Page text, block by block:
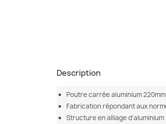
Description
Poutre carrée aluminium
Fabrication répondant aux
Structure en alliage d'aluminium